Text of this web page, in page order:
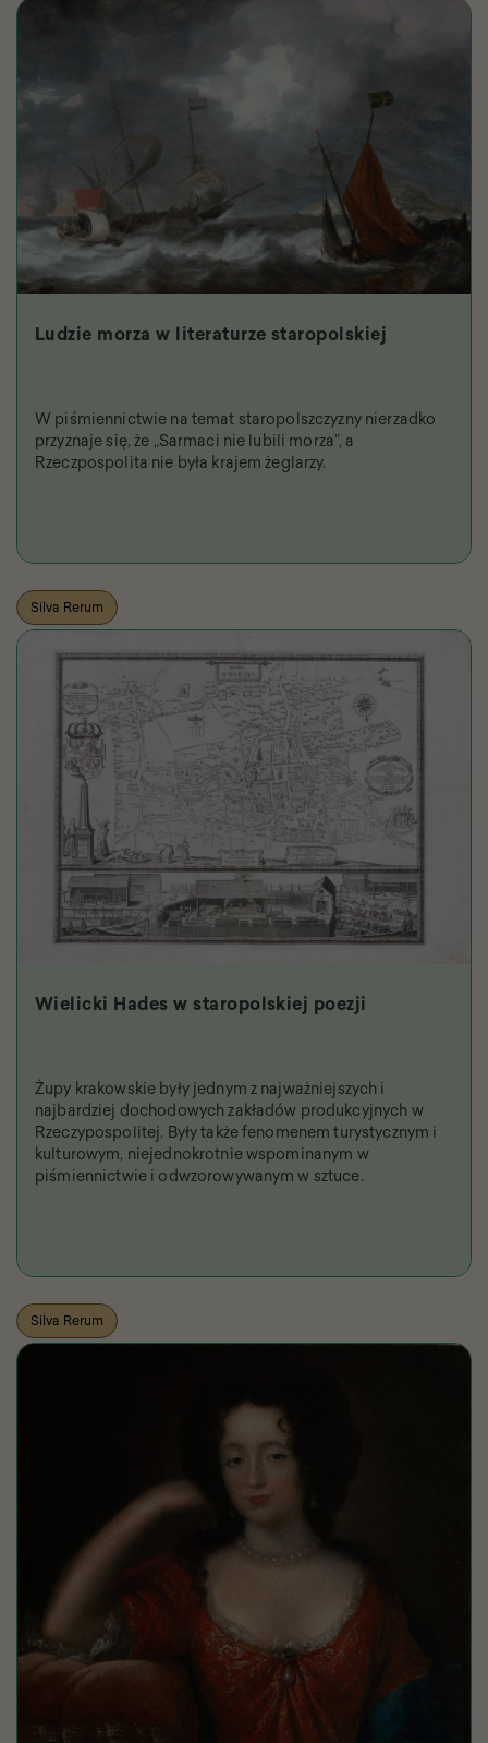
Ludzie morza w literaturze staropolskiej
W piśmiennictwie na temat staropolszczyzny nierzadko
przyznaje się, że „Sarmaci nie lubili morza”, a
Rzeczpospolita nie była krajem żeglarzy.
Silva Rerum
Wielicki Hades w staropolskiej poezji
Żupy krakowskie były jednym z najważniejszych i
najbardziej dochodowych zakładów produkcyjnych w
Rzeczypospolitej. Były także fenomenem turystycznym i
kulturowym, niejednokrotnie wspominanym w
piśmiennictwie i odwzorowywanym w sztuce.
Silva Rerum